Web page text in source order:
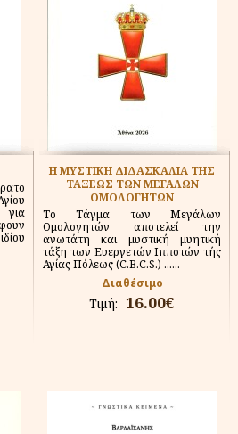
Η ΜΥΣΤΙΚΗ ΔΙΔΑΣΚΑΛΙΑ ΤΗΣ
ΤΑΞΕΩΣ ΤΩΝ ΜΕΓΑΛΩΝ
ΟΜΟΛΟΓΗΤΩΝ
Το Τάγμα των Μεγάλων
Ομολογητών αποτελεί την
ανωτάτη και μυστική μυητική
τάξη των Ευεργετών Ιπποτών τής
Αγίας Πόλεως (C.B.C.S.) ......
Διαθέσιμο
Τιμή: 16.00€